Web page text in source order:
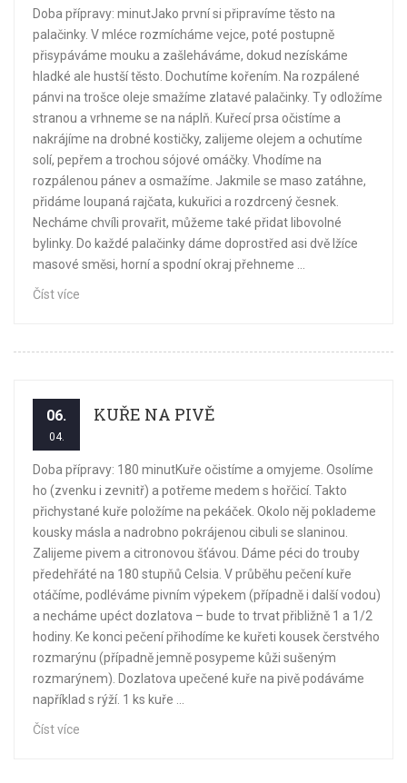
Doba přípravy: minutJako první si připravíme těsto na
palačinky. V mléce rozmícháme vejce, poté postupně
přisypáváme mouku a zašleháváme, dokud nezískáme
hladké ale hustší těsto. Dochutíme kořením. Na rozpálené
pánvi na trošce oleje smažíme zlatavé palačinky. Ty odložíme
stranou a vrhneme se na náplň. Kuřecí prsa očistíme a
nakrájíme na drobné kostičky, zalijeme olejem a ochutíme
solí, pepřem a trochou sójové omáčky. Vhodíme na
rozpálenou pánev a osmažíme. Jakmile se maso zatáhne,
přidáme loupaná rajčata, kukuřici a rozdrcený česnek.
Necháme chvíli provařit, můžeme také přidat libovolné
bylinky. Do každé palačinky dáme doprostřed asi dvě lžíce
masové směsi, horní a spodní okraj přehneme ...
Číst více
06.
04.
KUŘE NA PIVĚ
Doba přípravy: 180 minutKuře očistíme a omyjeme. Osolíme
ho (zvenku i zevnitř) a potřeme medem s hořčicí. Takto
přichystané kuře položíme na pekáček. Okolo něj poklademe
kousky másla a nadrobno pokrájenou cibuli se slaninou.
Zalijeme pivem a citronovou šťávou. Dáme péci do trouby
předehřáté na 180 stupňů Celsia. V průběhu pečení kuře
otáčíme, podléváme pivním výpekem (případně i další vodou)
a necháme upéct dozlatova – bude to trvat přibližně 1 a 1/2
hodiny. Ke konci pečení přihodíme ke kuřeti kousek čerstvého
rozmarýnu (případně jemně posypeme kůži sušeným
rozmarýnem). Dozlatova upečené kuře na pivě podáváme
například s rýží. 1 ks kuře ...
Číst více